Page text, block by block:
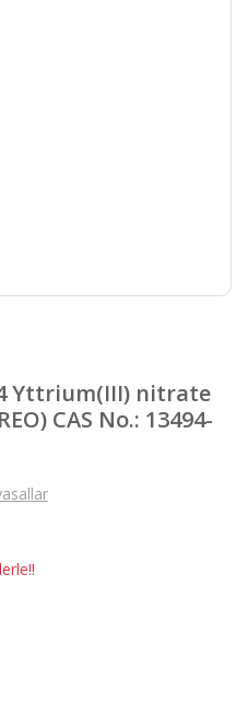
Yttrium(III) nitrate
CAS No.: 13494-